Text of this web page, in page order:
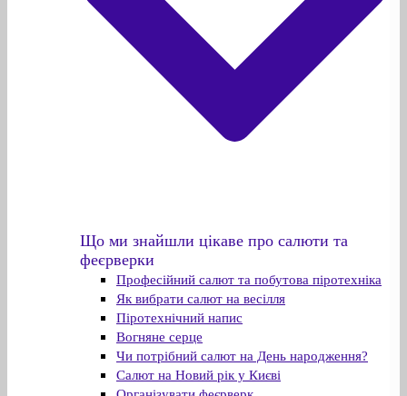
Що ми знайшли цікаве про салюти та
феєрверки
Професійний салют та побутова піротехніка
Як вибрати салют на весілля
Піротехнічний напис
Вогняне серце
Чи потрібний салют на День народження?
Салют на Новий рік у Києві